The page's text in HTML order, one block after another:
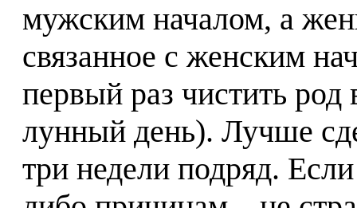
мужским началом, а
связанное с женским
первый раз чистить
лунный день). Лучше
три недели подряд.